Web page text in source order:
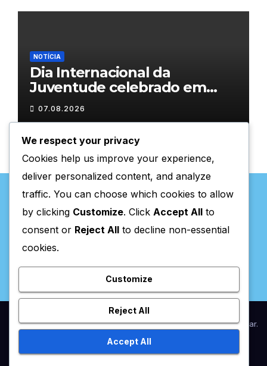
NOTÍCIA
Dia Internacional da
Juventude celebrado em
Chaves com atividades
gratuitas
07.08.2026
Valpaços Online
Proudly powered by WordPress|Theme:NewsupbyThemeansar.
HomeAnunciar / AssinaturasEstatuto EditorialFicha Técnica
We respect your privacy
Cookies help us improve your experience,
deliver personalized content, and analyze
traffic. You can choose which cookies to allow
by clicking Customize. Click Accept All to
consent or Reject All to decline non-essential
cookies.
Customize
Reject All
Accept All